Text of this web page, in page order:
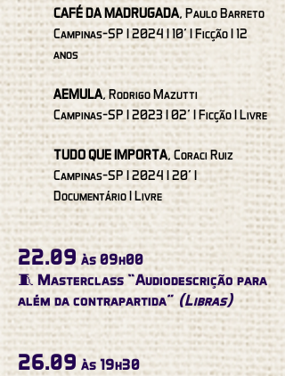
CAFÉ DA MADRUGADA, Paulo Barreto
Campinas-SP I 2024 I 10' I Ficção I 12
anos
AEMULA, Rodrigo Mazutti
Campinas-SP I 2023 I 02' I Ficção I Livre
TUDO QUE IMPORTA, Coraci Ruiz
Campinas-SP I 2024 I 20' I
Documentário I Livre
22.09 às 09h00
🧵 Masterclass “Audiodescrição para
além da contrapartida” (Libras)
26.09 às 19h30